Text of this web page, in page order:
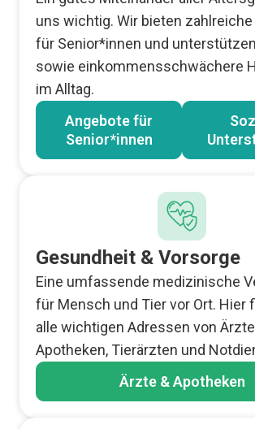
uns wichtig. Wir bieten
für Senior*innen und
sowie einkommensschwächere
im Alltag.
Angebote für
Senior*innen
Gesundheit & Vorsorge
Eine umfassende medizinische
für Mensch und Tier vor Ort. Hier
alle wichtigen Adressen von
Apotheken, Tierärzten und
Ärzte & Apotheken